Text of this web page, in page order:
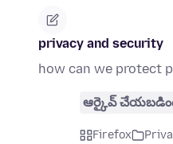
privacy and security
how can we protect
ఆర్కైవ్
Firefox